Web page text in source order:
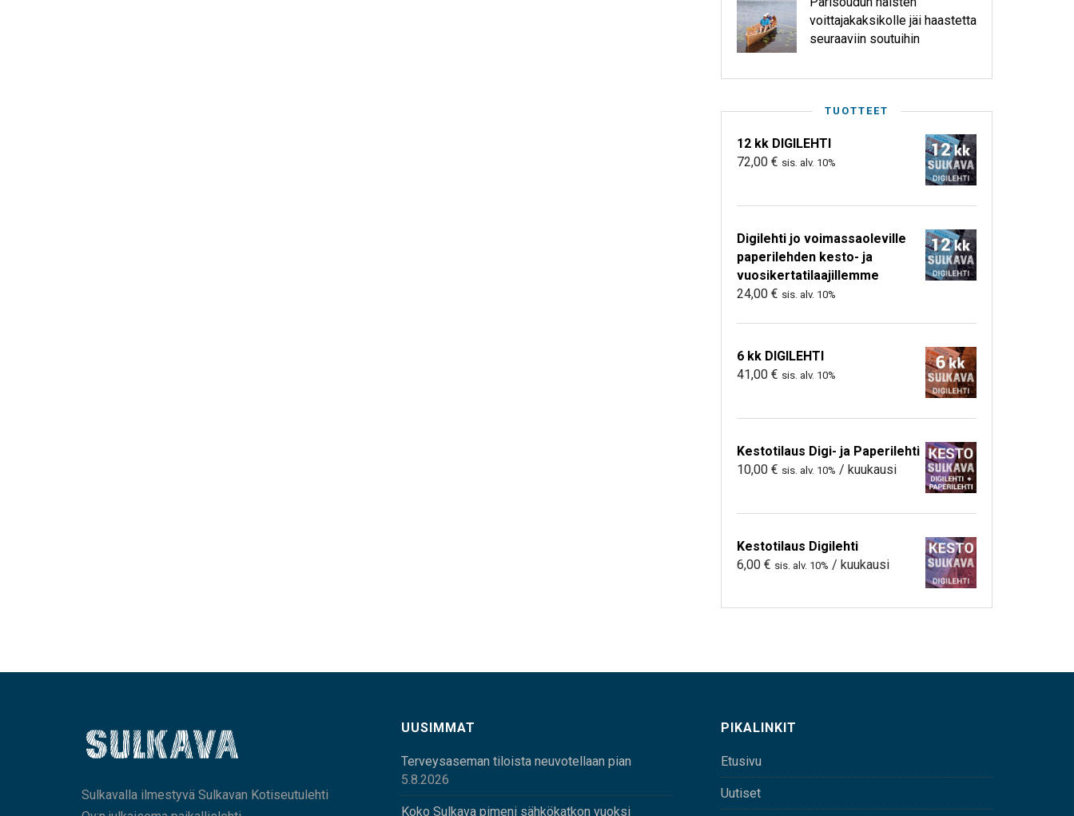
voittajakaksikolle jäi haastetta
seuraaviin soutuihin
TUOTTEET
12 kk DIGILEHTI
72,00 € sis. alv. 10%
Digilehti jo voimassaoleville
paperilehden kesto- ja
vuosikertatilaajillemme
24,00 € sis. alv. 10%
6 kk DIGILEHTI
41,00 € sis. alv. 10%
Kestotilaus Digi- ja Paperilehti
10,00 € sis. alv. 10% / kuukausi
Kestotilaus Digilehti
6,00 € sis. alv. 10% / kuukausi
Sulkavalla ilmestyvä Sulkavan Kotiseutulehti
UUSIMMAT
Terveysaseman tiloista neuvotellaan pian
5.8.2026
Koko Sulkava pimeni sähkökatkon vuoksi
PIKALINKIT
Etusivu
Uutiset